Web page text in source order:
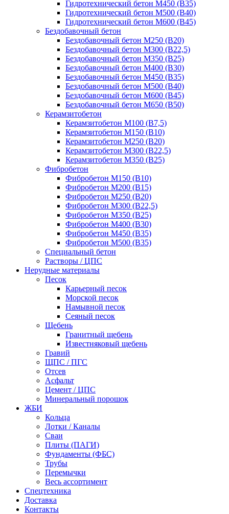
Гидротехнический бетон М450 (B35)
Гидротехнический бетон М500 (B40)
Гидротехнический бетон М600 (B45)
Бездобавочный бетон
Бездобавочный бетон М250 (B20)
Бездобавочный бетон М300 (B22,5)
Бездобавочный бетон М350 (B25)
Бездобавочный бетон М400 (B30)
Бездобавочный бетон М450 (B35)
Бездобавочный бетон М500 (B40)
Бездобавочный бетон М600 (B45)
Бездобавочный бетон М650 (B50)
Керамзитобетон
Керамзитобетон М100 (В7,5)
Керамзитобетон М150 (В10)
Керамзитобетон М250 (В20)
Керамзитобетон М300 (В22,5)
Керамзитобетон М350 (В25)
Фибробетон
Фибробетон М150 (B10)
Фибробетон М200 (B15)
Фибробетон М250 (B20)
Фибробетон М300 (В22,5)
Фибробетон М350 (В25)
Фибробетон М400 (В30)
Фибробетон М450 (В35)
Фибробетон М500 (В35)
Специальный бетон
Растворы / ЦПС
Нерудные материалы
Песок
Карьерный песок
Морской песок
Намывной песок
Сеяный песок
Щебень
Гранитный щебень
Известняковый щебень
Гравий
ЩПС / ПГС
Отсев
Асфальт
Цемент / ЦПС
Минеральный порошок
ЖБИ
Кольца
Лотки / Каналы
Сваи
Плиты (ПАГИ)
Фундаменты (ФБС)
Трубы
Перемычки
Весь ассортимент
Спецтехника
Доставка
Контакты